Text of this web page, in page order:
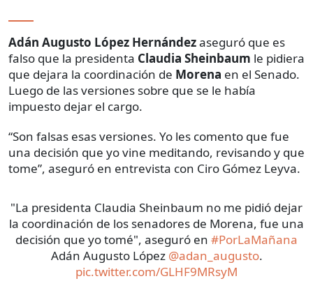
Adán Augusto López Hernándezaseguró que es
falso que la presidenta Claudia Sheinbaum le pidiera
que dejara la coordinación de Morena en el Senado.
Luego de las versiones sobre que se le había
impuesto dejar el cargo.
“Son falsas esas versiones. Yo les comento que fue
una decisión que yo vine meditando, revisando y que
tome”, aseguró en entrevista con Ciro Gómez Leyva.
"La presidenta Claudia Sheinbaum no me pidió dejar
la coordinación de los senadores de Morena, fue una
decisión que yo tomé", aseguró en #PorLaMañana
Adán Augusto López @adan_augusto.
pic.twitter.com/GLHF9MRsyM